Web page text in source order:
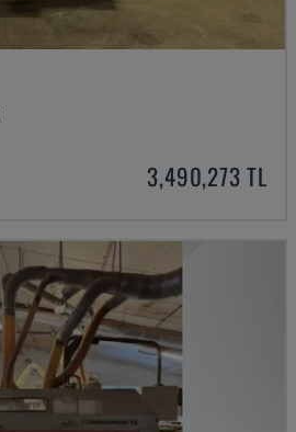
3,490,273 TL